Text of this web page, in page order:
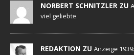
NORBERT SCHNITZLER ZU
viel geliebte
REDAKTION ZU Anzeige